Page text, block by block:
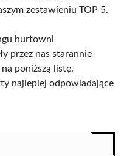
zestawieniu TOP 5.
hurtowni
przez nas starannie
poniższą listę.
najlepiej odpowiadające